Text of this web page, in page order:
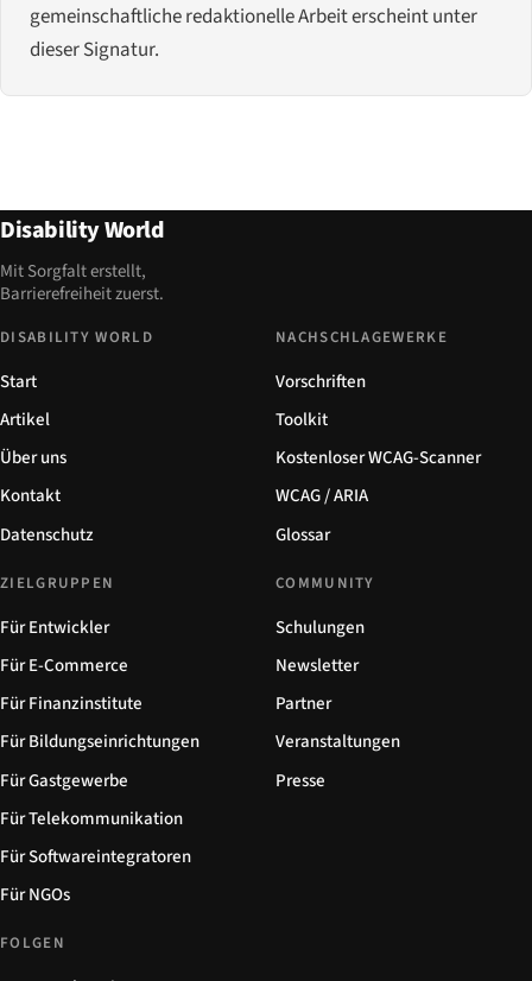
gemeinschaftliche redaktionelle Arbeit erscheint unter
dieser Signatur.
Disability World
Mit Sorgfalt erstellt,
Barrierefreiheit zuerst.
DISABILITY WORLD
Start
Artikel
Über uns
Kontakt
Datenschutz
NACHSCHLAGEWERKE
Vorschriften
Toolkit
Kostenloser WCAG-Scanner
WCAG / ARIA
Glossar
ZIELGRUPPEN
Für Entwickler
Für E-Commerce
Für Finanzinstitute
Für Bildungseinrichtungen
Für Gastgewerbe
Für Telekommunikation
Für Softwareintegratoren
Für NGOs
COMMUNITY
Schulungen
Newsletter
Partner
Veranstaltungen
Presse
FOLGEN